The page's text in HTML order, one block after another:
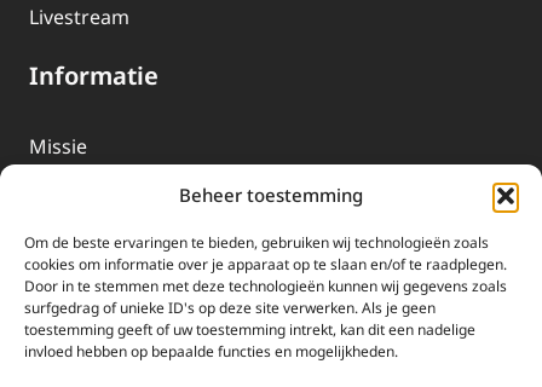
Beheer toestemming
Om de beste ervaringen te bieden, gebruiken wij technologieën zoals
cookies om informatie over je apparaat op te slaan en/of te raadplegen.
Door in te stemmen met deze technologieën kunnen wij gegevens zoals
surfgedrag of unieke ID's op deze site verwerken. Als je geen
toestemming geeft of uw toestemming intrekt, kan dit een nadelige
invloed hebben op bepaalde functies en mogelijkheden.
Livestream
Informatie
Missie
EWTN-Team
Organisatiegegevens
Doneren